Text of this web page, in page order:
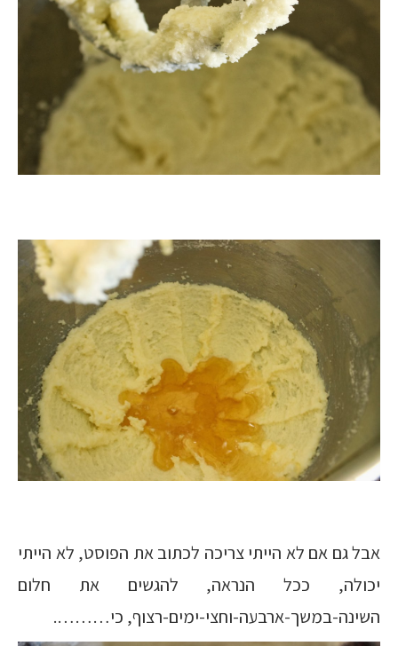
אבל גם אם לא הייתי צריכה לכתוב את הפוסט, לא הייתי
יכולה, ככל הנראה, להגשים את חלום
השינה-במשך-ארבעה-וחצי-ימים-רצוף, כי……….